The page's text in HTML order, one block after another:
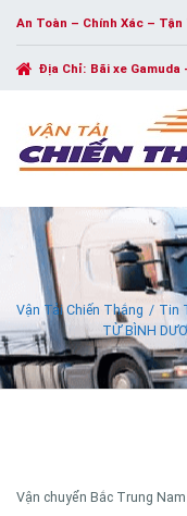
An Toàn – Chính Xác – Tận
Địa Chỉ: Bãi xe Gamuda
Vận Tải Chiến Thắng Tin
TỪ BÌNH
Vận chuyển Bắc Trung Nam